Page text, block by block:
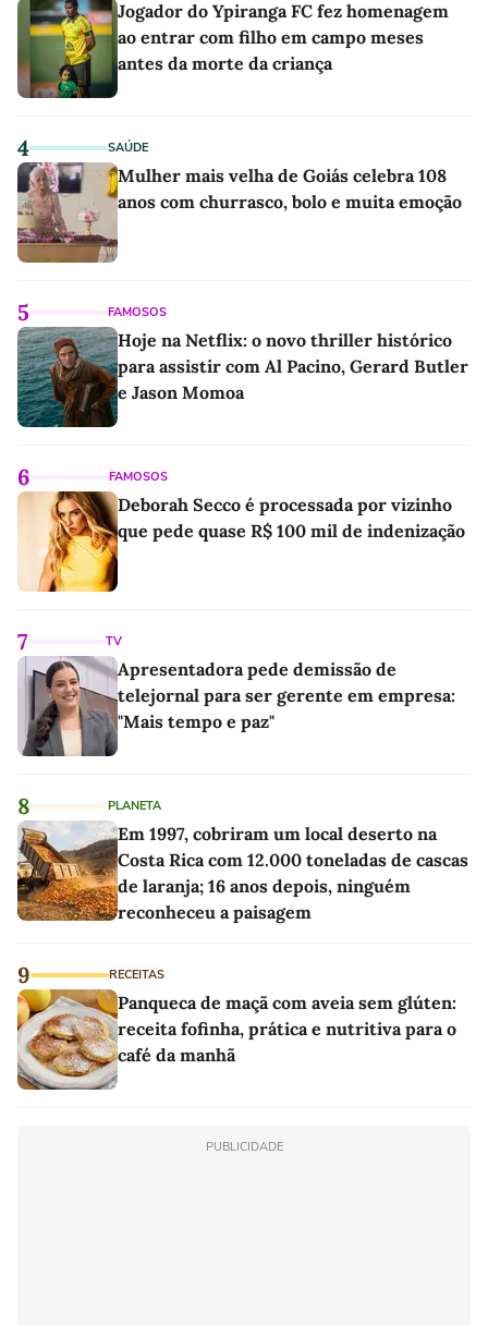
Jogador do Ypiranga FC fez homenagem
ao entrar com filho em campo meses
antes da morte da criança
4 SAÚDE
Mulher mais velha de Goiás celebra 108
anos com churrasco, bolo e muita emoção
5 FAMOSOS
Hoje na Netflix: o novo thriller histórico
para assistir com Al Pacino, Gerard Butler
e Jason Momoa
6 FAMOSOS
Deborah Secco é processada por vizinho
que pede quase R$ 100 mil de indenização
7 TV
Apresentadora pede demissão de
telejornal para ser gerente em empresa:
"Mais tempo e paz"
8 PLANETA
Em 1997, cobriram um local deserto na
Costa Rica com 12.000 toneladas de cascas
de laranja; 16 anos depois, ninguém
reconheceu a paisagem
9 RECEITAS
Panqueca de maçã com aveia sem glúten:
receita fofinha, prática e nutritiva para o
café da manhã
PUBLICIDADE